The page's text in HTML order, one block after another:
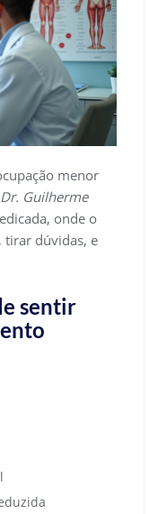
menor
Guilherme
onde o
tirar dúvidas, e
sentir